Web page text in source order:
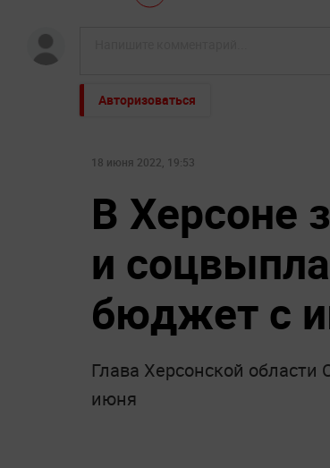
Авторизоваться
18 июня 2022, 19:53
В Херсоне
и
бюджет с
Глава Херсонской
июня